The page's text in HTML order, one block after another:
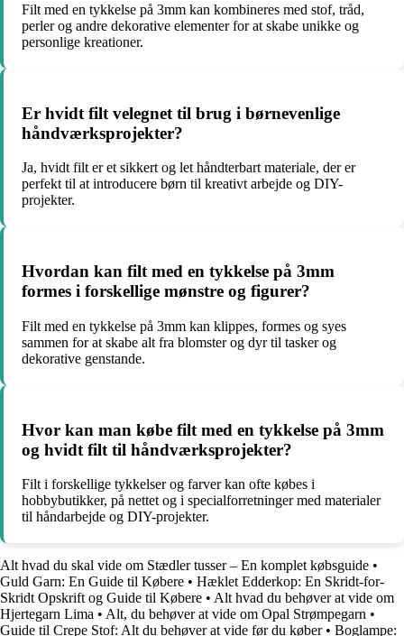
Filt med en tykkelse på 3mm kan kombineres med stof, tråd,
perler og andre dekorative elementer for at skabe unikke og
personlige kreationer.
Er hvidt filt velegnet til brug i børnevenlige
håndværksprojekter?
Ja, hvidt filt er et sikkert og let håndterbart materiale, der er
perfekt til at introducere børn til kreativt arbejde og DIY-
projekter.
Hvordan kan filt med en tykkelse på 3mm
formes i forskellige mønstre og figurer?
Filt med en tykkelse på 3mm kan klippes, formes og syes
sammen for at skabe alt fra blomster og dyr til tasker og
dekorative genstande.
Hvor kan man købe filt med en tykkelse på 3mm
og hvidt filt til håndværksprojekter?
Filt i forskellige tykkelser og farver kan ofte købes i
hobbybutikker, på nettet og i specialforretninger med materialer
til håndarbejde og DIY-projekter.
Alt hvad du skal vide om Stædler tusser – En komplet købsguide •
Guld Garn: En Guide til Købere • Hæklet Edderkop: En Skridt-for-
Skridt Opskrift og Guide til Købere • Alt hvad du behøver at vide om
Hjertegarn Lima • Alt, du behøver at vide om Opal Strømpegarn •
Guide til Crepe Stof: Alt du behøver at vide før du køber• Boglampe: